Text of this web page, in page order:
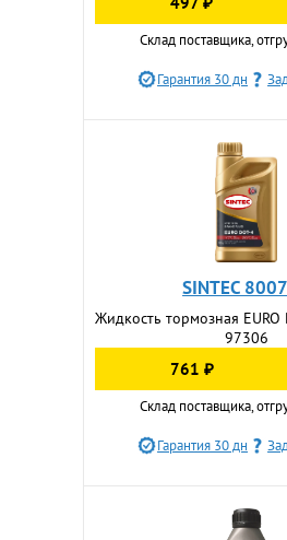
Склад поставщика,
Гарантия 30 дн
SINTEC
Жидкость тормозная EURO
97306
761 ₽
Склад поставщика,
Гарантия 30 дн